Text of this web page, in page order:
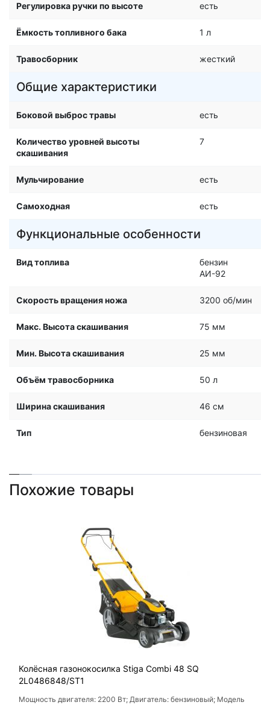
Регулировка ручки по высоте есть
Ёмкость топливного бака 1 л
Травосборник жесткий
Общие характеристики
Боковой выброс травы есть
Количество уровней высоты
скашивания
7
Мульчирование есть
Самоходная есть
Функциональные особенности
Вид топлива
бензин
АИ-92
Скорость вращения ножа 3200 об/мин
Макс. Высота скашивания 75 мм
Мин. Высота скашивания 25 мм
Объём травосборника 50 л
Ширина скашивания 46 см
Тип бензиновая
Похожие товары
Колёсная газонокосилка Stiga Combi 48 SQ
2L0486848/ST1
Мощность двигателя: 2200 Вт; Двигатель: бензиновый; Модель